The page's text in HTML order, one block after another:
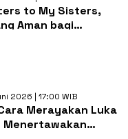
to My Sisters,
Aman bagi
2026 | 17:00 WIB
Merayakan Luka
Menertawakan